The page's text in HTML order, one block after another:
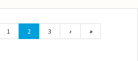
1 2 3 › »